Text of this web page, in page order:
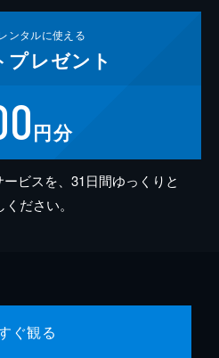
ンタルに使える
プレゼント
円分
ビスを、31日間ゆっくりと
ださい。
ぐ観る